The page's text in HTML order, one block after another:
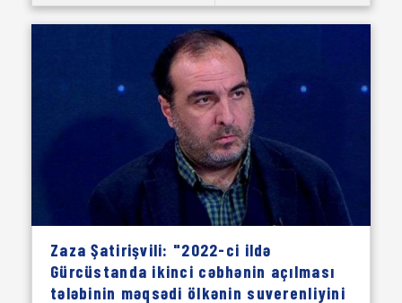
Zaza Şatirişvili: "2022-ci ildə
Gürcüstanda ikinci cəbhənin açılması
tələbinin məqsədi ölkənin suverenliyini